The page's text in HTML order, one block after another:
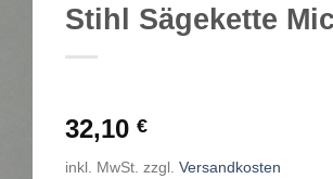
Stihl Sägekette
32,10 €
inkl. MwSt. zzgl. Versandkosten